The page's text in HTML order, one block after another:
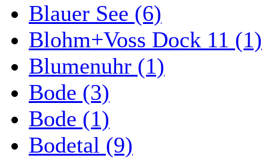
Blauer See (6)
Blohm+Voss Dock 11 (1)
Blumenuhr (1)
Bode (3)
Bode (1)
Bodetal (9)